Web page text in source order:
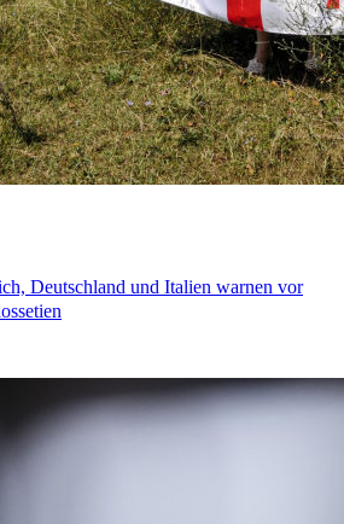
Deutschland und Italien warnen vor